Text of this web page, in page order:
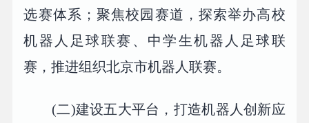
选赛体系；聚焦校园赛道，探索举办高校
机器人足球联赛、中学生机器人足球联
赛，推进组织北京市机器人联赛。
(二)建设五大平台，打造机器人创新应